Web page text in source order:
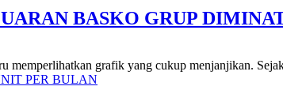
BASKO GRUP
memperlihatkan grafik yang cukup menjanjikan.